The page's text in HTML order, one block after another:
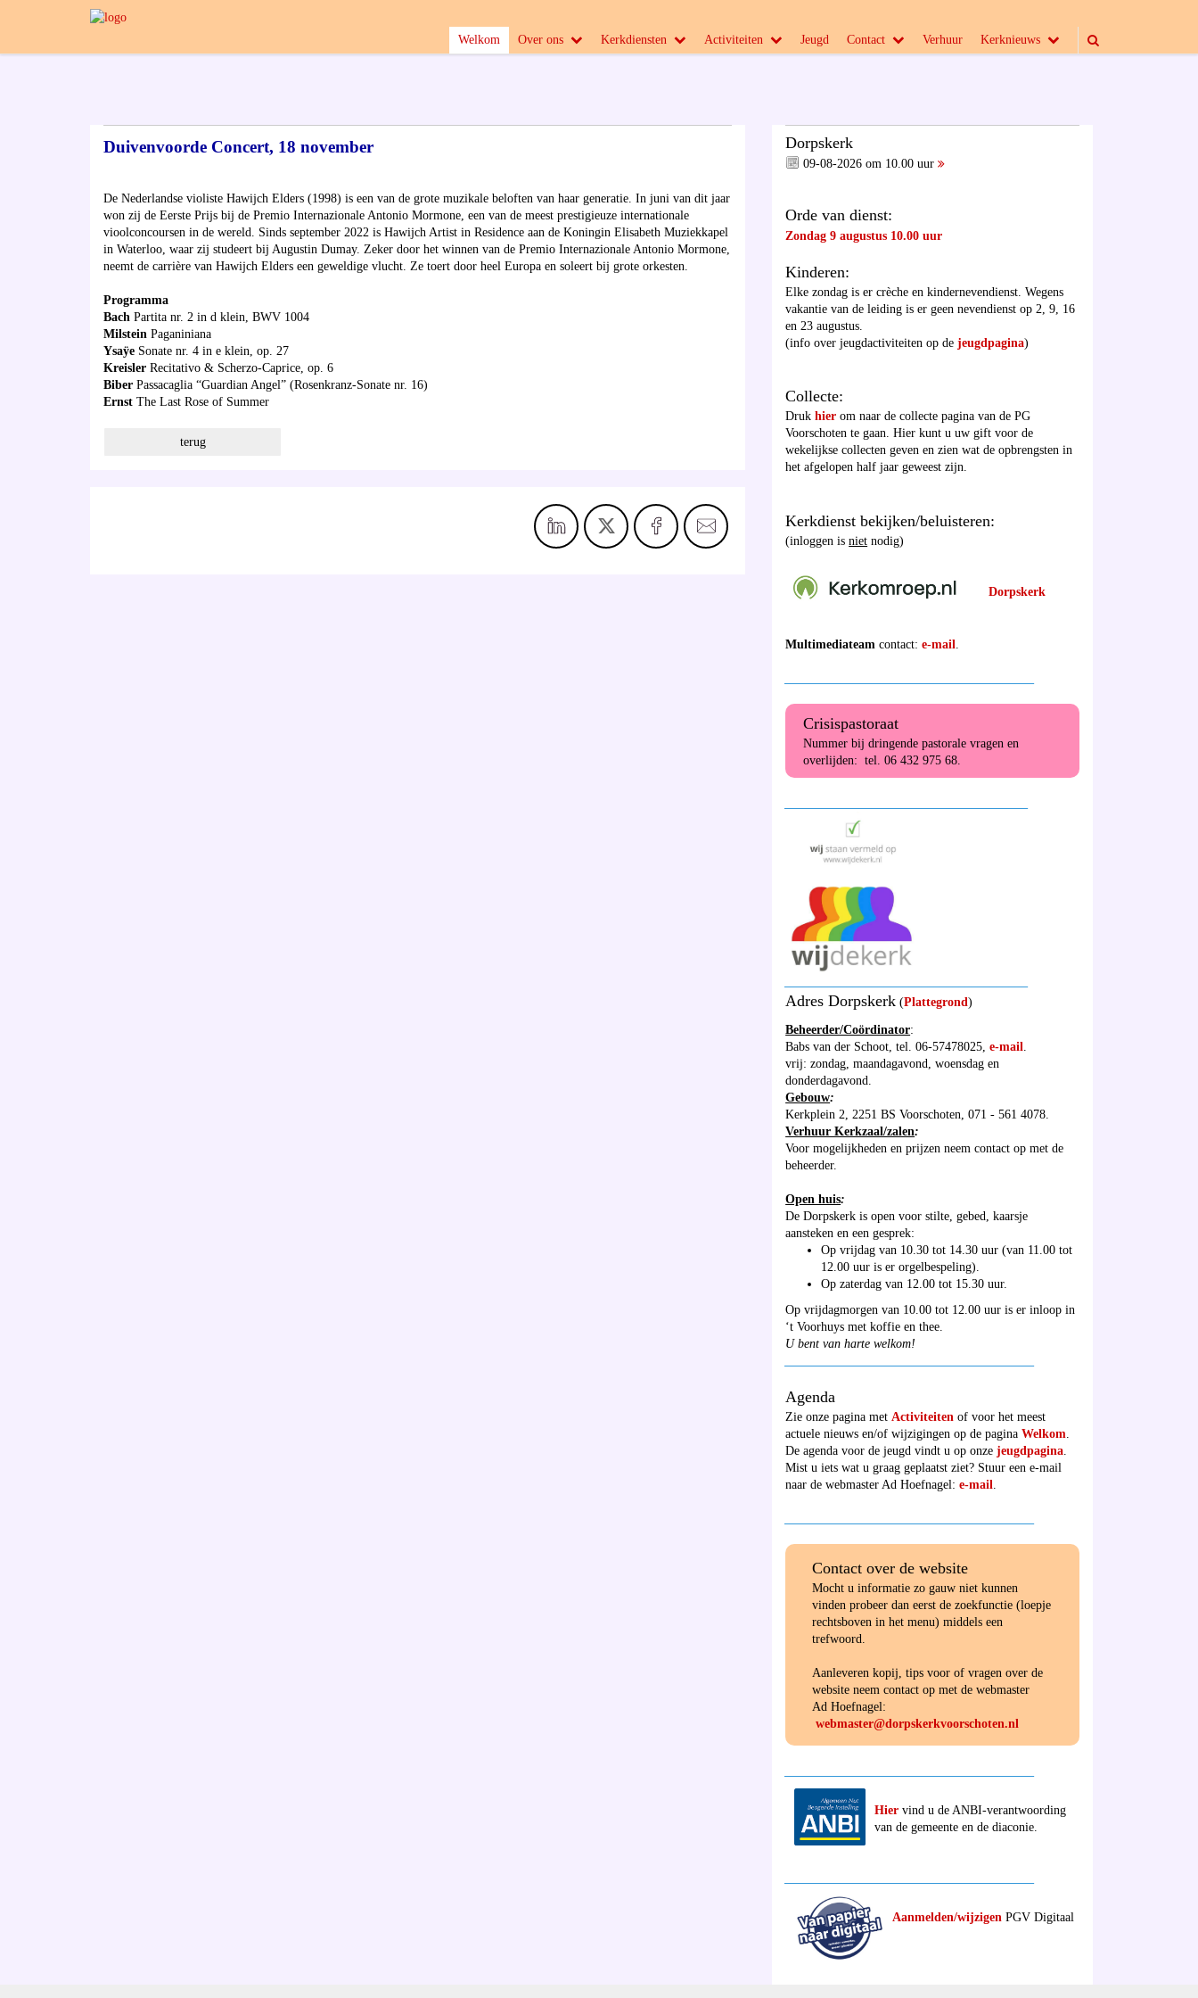
Welkom Over ons Kerkdiensten Activiteiten Jeugd Contact Verhuur Kerknieuws
Duivenvoorde Concert, 18 november
De Nederlandse violiste Hawijch Elders (1998) is een van de grote muzikale beloften van haar generatie. In juni van dit jaar
won zij de Eerste Prijs bij de Premio Internazionale Antonio Mormone, een van de meest prestigieuze internationale
vioolconcoursen in de wereld. Sinds september 2022 is Hawijch Artist in Residence aan de Koningin Elisabeth Muziekkapel
in Waterloo, waar zij studeert bij Augustin Dumay. Zeker door het winnen van de Premio Internazionale Antonio Mormone,
neemt de carrière van Hawijch Elders een geweldige vlucht. Ze toert door heel Europa en soleert bij grote orkesten.
Programma
Bach Partita nr. 2 in d klein, BWV 1004
Milstein Paganiniana
Ysaÿe Sonate nr. 4 in e klein, op. 27
Kreisler Recitativo & Scherzo-Caprice, op. 6
Biber Passacaglia “Guardian Angel” (Rosenkranz-Sonate nr. 16)
Ernst The Last Rose of Summer
terug
Dorpskerk
09-08-2026 om 10.00 uur
Orde van dienst:
Zondag 9 augustus 10.00 uur
Kinderen:
Elke zondag is er crèche en kindernevendienst. Wegens
vakantie van de leiding is er geen nevendienst op 2, 9, 16
en 23 augustus.
(info over jeugdactiviteiten op dejeugdpagina)
Collecte:
Drukhier om naar de collecte pagina van de PG
Voorschoten te gaan. Hier kunt u uw gift voor de
wekelijkse collecten geven en zien wat de opbrengsten in
het afgelopen half jaar geweest zijn.
Kerkdienst bekijken/beluisteren:
(inloggen isniet nodig)
Dorpskerk
Multimediateamcontact:e-mail.
Crisispastoraat
Nummer bij dringende pastorale vragen en
overlijden: tel. 06 432 975 68.
Adres Dorpskerk (Plattegrond)
Beheerder/Coördinator:
Babs van der Schoot, tel. 06-57478025,e-mail.
vrij: zondag, maandagavond, woensdag en
donderdagavond.
Gebouw:
Kerkplein 2, 2251 BS Voorschoten, 071 - 561 4078.
Verhuur Kerkzaal/zalen:
Voor mogelijkheden en prijzen neem contact op met de
beheerder.
Open huis:
De Dorpskerk is open voor stilte, gebed, kaarsje
aansteken en een gesprek:
Op vrijdag van 10.30 tot 14.30 uur (van 11.00 tot
12.00 uur is er orgelbespeling).
Op zaterdag van 12.00 tot 15.30 uur.
Op vrijdagmorgen van 10.00 tot 12.00 uur is er inloop in
‘t Voorhuys met koffie en thee.
U bent van harte welkom!
Agenda
Zie onze pagina metActiviteiten of voor het meest
actuele nieuws en/of wijzigingen op de paginaWelkom.
De agenda voor de jeugd vindt u op onzejeugdpagina.
Mist u iets wat u graag geplaatst ziet? Stuur een e-mail
naar de webmaster Ad Hoefnagel:e-mail.
Contact over de website
Mocht u informatie zo gauw niet kunnen
vinden probeer dan eerst de zoekfunctie (loepje
rechtsboven in het menu) middels een
trefwoord.
Aanleveren kopij, tips voor of vragen over de
website neem contact op met de webmaster
Ad Hoefnagel:
webmaster@dorpskerkvoorschoten.nl
Hier vind u de ANBI-verantwoording
van de gemeente en de diaconie.
Aanmelden/wijzigen PGV Digitaal